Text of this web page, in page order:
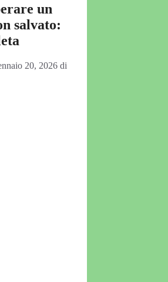
un
salvato:
20, 2026 di